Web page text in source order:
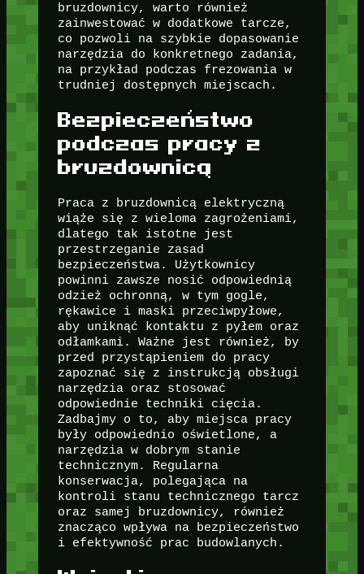
bruzdownicy, warto również
zainwestować w dodatkowe tarcze,
co pozwoli na szybkie dopasowanie
narzędzia do konkretnego zadania,
na przykład podczas frezowania w
trudniej dostępnych miejscach.
Bezpieczeństwo
podczas pracy z
bruzdownicą
Praca z bruzdownicą elektryczną
wiąże się z wieloma zagrożeniami,
dlatego tak istotne jest
przestrzeganie zasad
bezpieczeństwa. Użytkownicy
powinni zawsze nosić odpowiednią
odzież ochronną, w tym gogle,
rękawice i maski przeciwpyłowe,
aby uniknąć kontaktu z pyłem oraz
odłamkami. Ważne jest również, by
przed przystąpieniem do pracy
zapoznać się z instrukcją obsługi
narzędzia oraz stosować
odpowiednie techniki cięcia.
Zadbajmy o to, aby miejsca pracy
były odpowiednio oświetlone, a
narzędzia w dobrym stanie
technicznym. Regularna
konserwacja, polegająca na
kontroli stanu technicznego tarcz
oraz samej bruzdownicy, również
znacząco wpływa na bezpieczeństwo
i efektywność prac budowlanych.